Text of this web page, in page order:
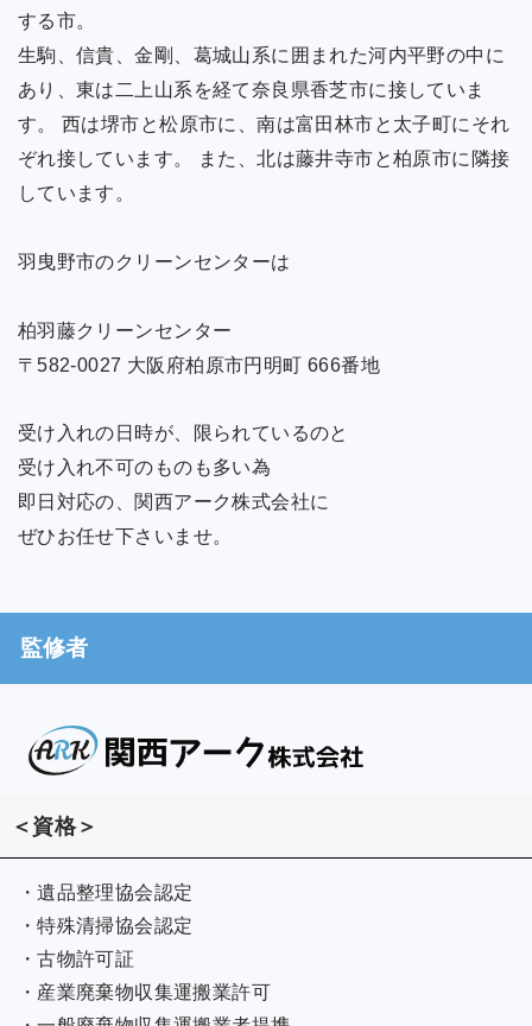
する市。
生駒、信貴、金剛、葛城山系に囲まれた河内平野の中に
あり、東は二上山系を経て奈良県香芝市に接していま
す。 西は堺市と松原市に、南は富田林市と太子町にそれ
ぞれ接しています。 また、北は藤井寺市と柏原市に隣接
しています。
羽曳野市のクリーンセンターは
柏羽藤クリーンセンター
〒582-0027 大阪府柏原市円明町 666番地
受け入れの日時が、限られているのと
受け入れ不可のものも多い為
即日対応の、関西アーク株式会社に
ぜひお任せ下さいませ。
監修者
＜資格＞
・遺品整理協会認定
・特殊清掃協会認定
・古物許可証
・産業廃棄物収集運搬業許可